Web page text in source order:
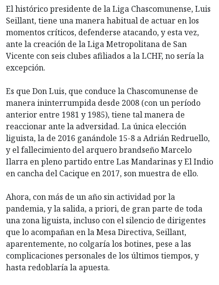
El histórico presidente de la Liga Chascomunense, Luis
Seillant, tiene una manera habitual de actuar en los
momentos críticos, defenderse atacando, y esta vez,
ante la creación de la Liga Metropolitana de San
Vicente con seis clubes afiliados a la LCHF, no sería la
excepción.
Es que Don Luis, que conduce la Chascomunense de
manera ininterrumpida desde 2008 (con un período
anterior entre 1981 y 1985), tiene tal manera de
reaccionar ante la adversidad. La única elección
liguista, la de 2016 ganándole 15-8 a Adrián Redruello,
y el fallecimiento del arquero brandseño Marcelo
Ilarra en pleno partido entre Las Mandarinas y El Indio
en cancha del Cacique en 2017, son muestra de ello.
Ahora, con más de un año sin actividad por la
pandemia, y la salida, a priori, de gran parte de toda
una zona liguista, incluso con el silencio de dirigentes
que lo acompañan en la Mesa Directiva, Seillant,
aparentemente, no colgaría los botines, pese a las
complicaciones personales de los últimos tiempos, y
hasta redoblaría la apuesta.